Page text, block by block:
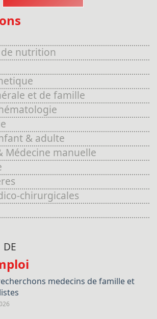
nutrition
et de famille
& adulte
Médecine manuelle
chirurgicales
DE
medecins de famille et